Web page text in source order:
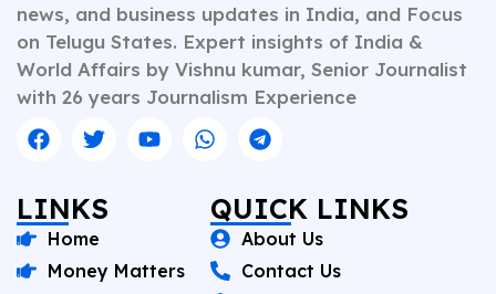
news, and business updates in India, and Focus
on Telugu States. Expert insights of India &
World Affairs by Vishnu kumar, Senior Journalist
with 26 years Journalism Experience
LINKS
Home
Money Matters
QUICK LINKS
About Us
Contact Us